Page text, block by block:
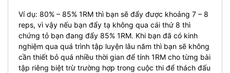
Ví dụ: 80% – 85% 1RM thì bạn sẽ đẩy được khoảng 7 – 8
reps, vì vậy nếu bạn đẩy tạ không qua cái thứ 8 thì
chứng tỏ bạn đang đẩy 85% 1RM. Khi bạn đã có kinh
nghiệm qua quá trình tập luyện lâu năm thì bạn sẽ không
cần thiết bỏ quá nhiều thời gian để tính 1RM cho từng bài
tập riêng biệt trừ trường hợp trong cuộc thi để thách đấu